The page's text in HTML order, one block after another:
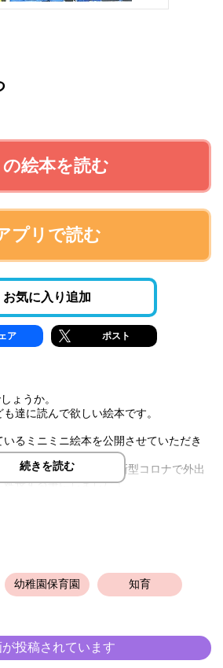
の絵本を読む
プリで読む
お気に入り追加
ア ポスト
ょうか。
達に読んで欲しい絵本です。
るミニミニ絵本を公開させていただき
を予定してましたが、新型コロナで外出
長する事にしました！
続きを読む
幼稚園保育園 知育
投稿されています